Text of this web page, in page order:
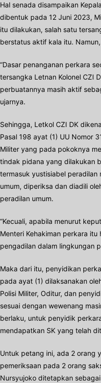
Hal senada disampaikan
dibentuk pada 12 Juni 2023,
itu dilakukan, salah satu
berstatus aktif kala itu.
“Dasar penanganan perkara
tersangka Letnan Kolonel CZI
perbuatannya masih aktif
ujarnya.
Sehingga, Letkol CZI DK
Pasal 198 ayat (1) UU Nomor
Militer yang pada pokoknya
tindak pidana yang dilakukan
termasuk yustisiabel peradilan
umum, diperiksa dan diadili
peradilan umum.
“Kecuali, apabila menurut
Menteri Kehakiman perkara
pengadilan dalam lingkungan
Maka dari itu, penyidikan
pada ayat (1) dilaksanakan
Polisi Militer, Oditur, dan
sesuai dengan wewenang
berlaku, untuk penyidik
mendapatkan SK yang telah
Untuk petang ini, ada 2 orang
pemeriksaan pada 2 orang
Nursyujoko ditetapkan